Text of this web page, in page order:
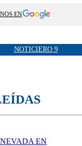
EN
NOTICIERO 9
EN